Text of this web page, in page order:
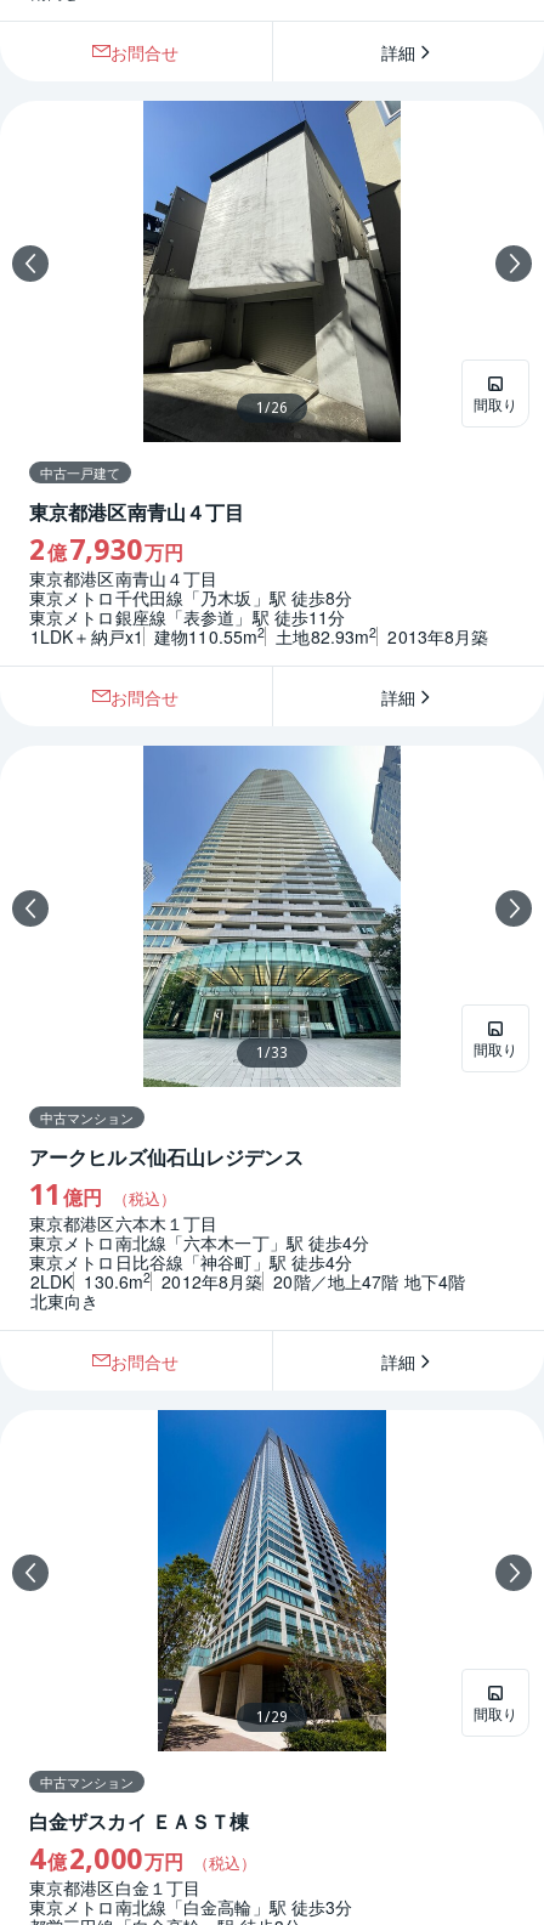
お問合せ 詳細
間取り
1/26
中古一戸建て
東京都港区南青山４丁目
2億7,930万円
東京都港区南青山４丁目
東京メトロ千代田線「乃木坂」駅 徒歩8分
東京メトロ銀座線「表参道」駅 徒歩11分
1LDK＋納戸x1
建物110.55m2 土地82.93m2 2013年8月築
お問合せ 詳細
間取り
1/33
中古マンション
アークヒルズ仙石山レジデンス
11 億円 （税込）
東京都港区六本木１丁目
東京メトロ南北線「六本木一丁」駅 徒歩4分
東京メトロ日比谷線「神谷町」駅 徒歩4分
2LDK 130.6m2 2012年8月築 20階／地上47階 地下4階
北東向き
お問合せ 詳細
間取り
1/29
中古マンション
白金ザスカイ ＥＡＳＴ棟
4億2,000万円 （税込）
東京都港区白金１丁目
東京メトロ南北線「白金高輪」駅 徒歩3分